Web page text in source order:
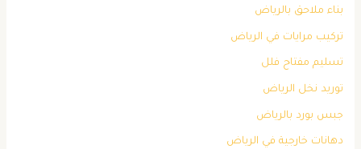
بناء ملاحق بالرياض
تركيب مرايات في الرياض
تسليم مفتاح فلل
توريد نخل الرياض
جبس بورد بالرياض
دهانات خارجية في الرياض